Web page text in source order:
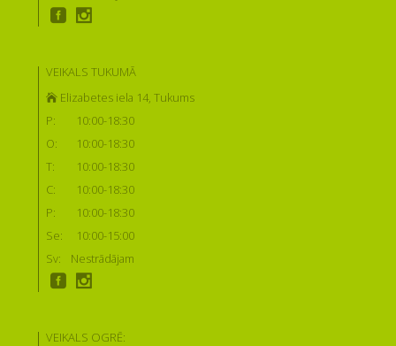
VEIKALS TUKUMĀ
Elizabetes iela 14, Tukums
P:
10:00-18:30
O:
10:00-18:30
T:
10:00-18:30
C:
10:00-18:30
P:
10:00-18:30
Se:
10:00-15:00
Sv:
Nestrādājam
VEIKALS OGRĒ: